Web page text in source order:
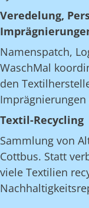
Veredelung,
Namenspatch,
WaschMal
den
Textil-Recycling
Sammlung von
Cottbus. Statt
viele Textilien